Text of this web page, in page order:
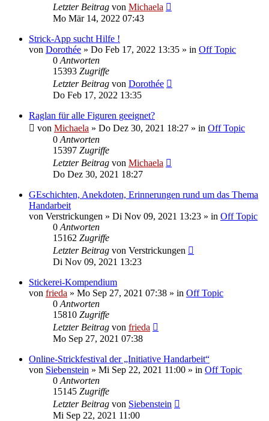
Letzter Beitrag von Michaela
Mo Mär 14, 2022 07:43
Strick-App sucht Hilfe !
von Dorothée » Do Feb 17, 2022 13:35 » in Off Topic
0 Antworten
15393 Zugriffe
Letzter Beitrag von Dorothée
Do Feb 17, 2022 13:35
Raglan für alle Figuren geeignet?
von Michaela » Do Dez 30, 2021 18:27 » in Off Topic
0 Antworten
15397 Zugriffe
Letzter Beitrag von Michaela
Do Dez 30, 2021 18:27
GEschichten, Anekdoten, Erinnerungen rund um das Thema
Handarbeit
von Verstrickungen » Di Nov 09, 2021 13:23 » in Off Topic
0 Antworten
15162 Zugriffe
Letzter Beitrag von Verstrickungen
Di Nov 09, 2021 13:23
Stickerei-Kompendium
von frieda » Mo Sep 27, 2021 07:38 » in Off Topic
0 Antworten
15810 Zugriffe
Letzter Beitrag von frieda
Mo Sep 27, 2021 07:38
Online-Strickfestival der „Initiative Handarbeit“
von Siebenstein » Mi Sep 22, 2021 11:00 » in Off Topic
0 Antworten
15145 Zugriffe
Letzter Beitrag von Siebenstein
Mi Sep 22, 2021 11:00